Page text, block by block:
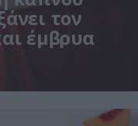
τον
έμβρυα